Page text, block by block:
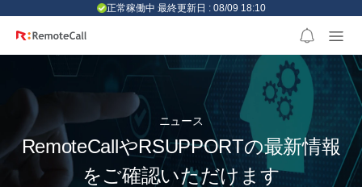
正常稼働中 最終更新日 : 08/09 18:10
ニュース
RemoteCallやRSUPPORTの最新情報
をご確認いただけます